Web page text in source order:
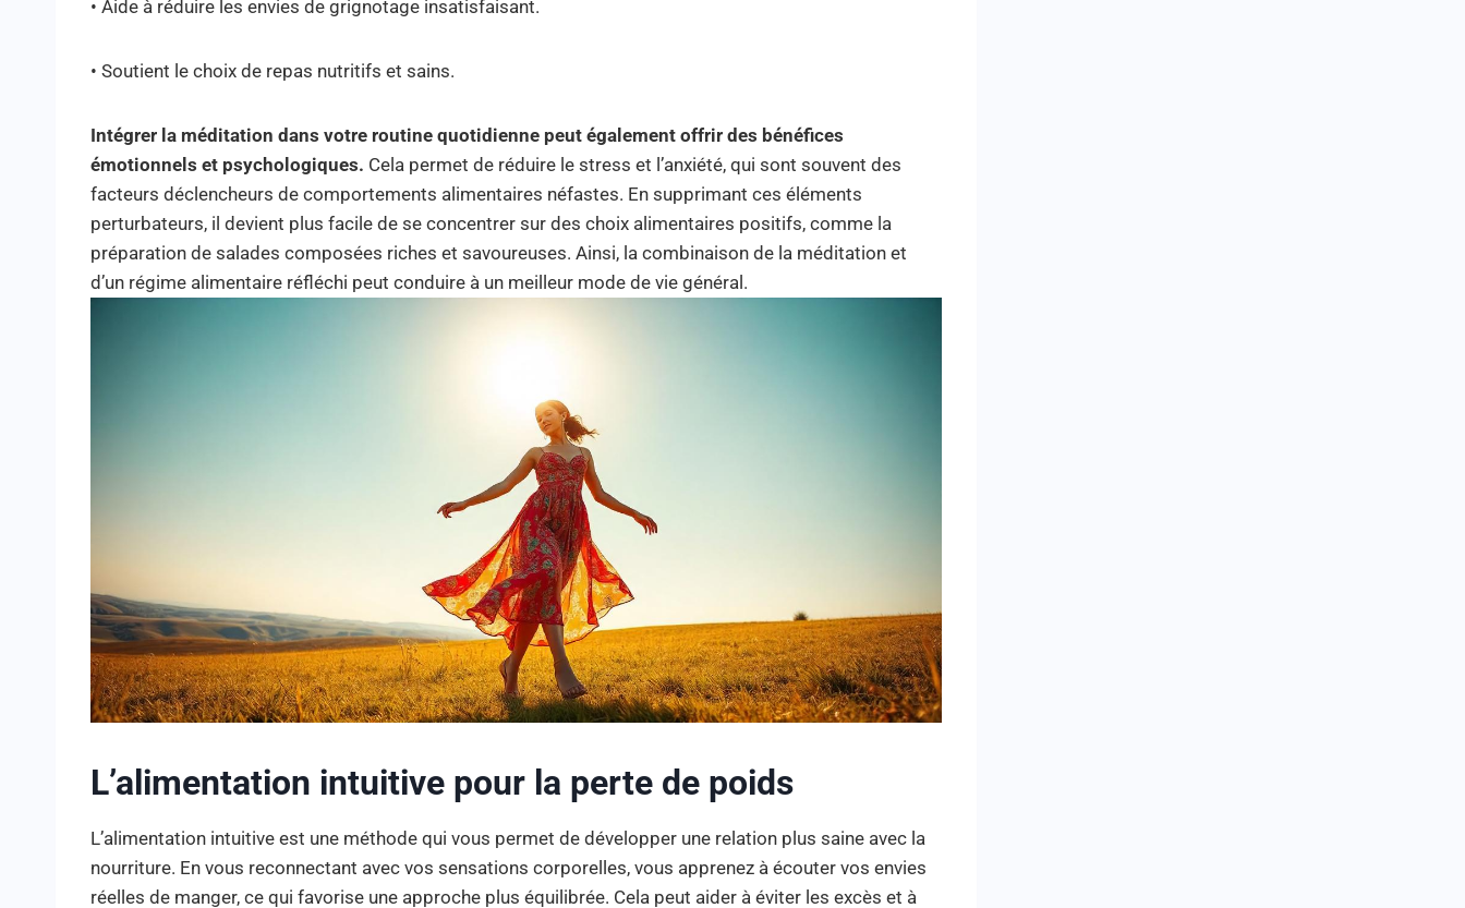
• Aide à réduire les envies de grignotage insatisfaisant.
• Soutient le choix de repas nutritifs et sains.
Intégrer la méditation dans votre routine quotidienne peut également offrir des bénéfices
émotionnels et psychologiques. Cela permet de réduire le stress et l’anxiété, qui sont souvent des
facteurs déclencheurs de comportements alimentaires néfastes. En supprimant ces éléments
perturbateurs, il devient plus facile de se concentrer sur des choix alimentaires positifs, comme la
préparation de salades composées riches et savoureuses. Ainsi, la combinaison de la méditation et
d’un régime alimentaire réfléchi peut conduire à un meilleur mode de vie général.
L’alimentation intuitive pour la perte de poids
L’alimentation intuitive est une méthode qui vous permet de développer une relation plus saine avec la
nourriture. En vous reconnectant avec vos sensations corporelles, vous apprenez à écouter vos envies
réelles de manger, ce qui favorise une approche plus équilibrée. Cela peut aider à éviter les excès et à